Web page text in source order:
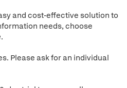
and cost-effective solution to
needs, choose
.
Please ask for an individual